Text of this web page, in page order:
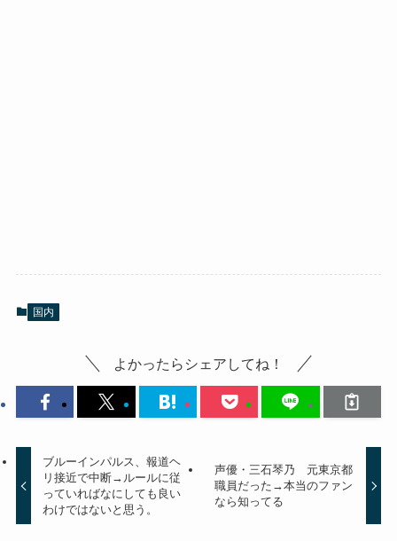
国内
よかったらシェアしてね！
ブルーインパルス、報道ヘ
リ接近で中断→ルールに従
っていればなにしても良い
わけではないと思う。
声優・三石琴乃 元東京都
職員だった→本当のファン
なら知ってる